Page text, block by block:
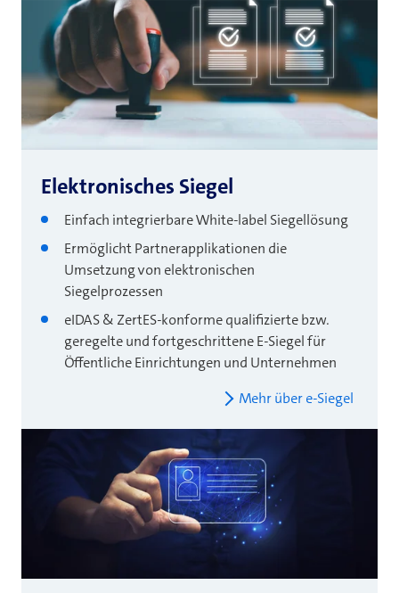
Elektronisches Siegel
Einfach integrierbare White-label Siegellösung
Ermöglicht Partnerapplikationen die
Umsetzung von elektronischen
Siegelprozessen
eIDAS & ZertES-konforme qualifizierte bzw.
geregelte und fortgeschrittene E-Siegel für
Öffentliche Einrichtungen und Unternehmen
Mehr über e-Siegel